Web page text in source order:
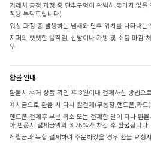
거래처 공정 과정 중 단추구멍이 완벽히 뚫리지 않
착용 부탁드립니다)
워싱 과정 중 발생하는 냄새와 단추 위치를 나타내는
지퍼의 뻣뻣한 움직임, 신발이나 가방 및 소품 마감
우
환불 안내
환불시 수거 상품 확인 후 3일이내 결제하신 방법으
예치금으로 환불 시 다시 원결제(무통장,핸드폰,카드
핸드폰 결제후 부분 취소 또는 결제한 달이 지나 환
아 반품시 결제금액의 3.75%가 차감 후 환불됩니다.
적립금과 복합 결제하여 주문하였을 경우 환불 요청